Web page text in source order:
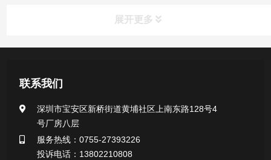
展开更多
行业新闻
联系我们
深圳市宝安区新桥街道黄埔社区上南东路128号4
号厂房八层
服务热线：0755-27393226
投诉电话：13802210808